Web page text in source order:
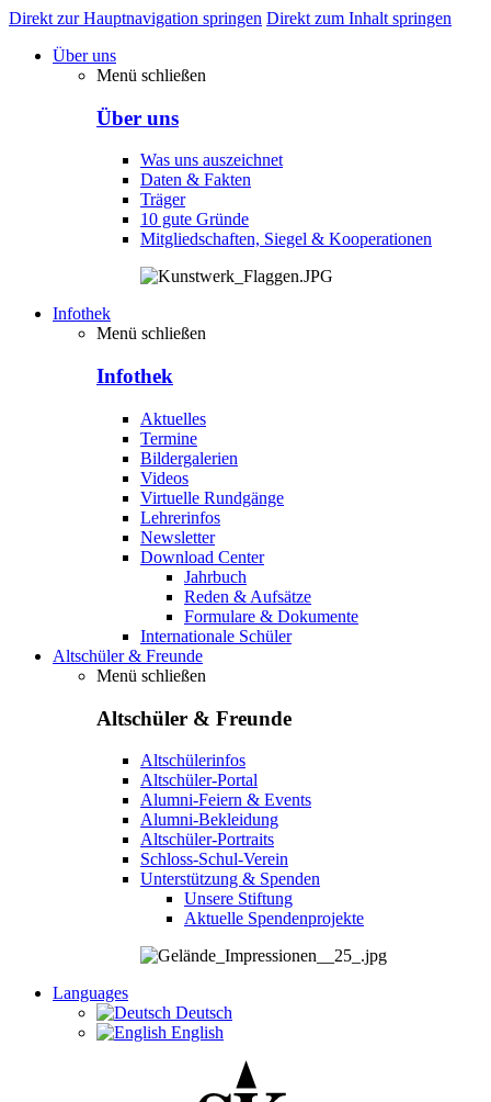
Direkt zur Hauptnavigation springen Direkt zum Inhalt springen
Über uns
Menü schließen
Über uns
Was uns auszeichnet
Daten & Fakten
Träger
10 gute Gründe
Mitgliedschaften, Siegel & Kooperationen
Infothek
Menü schließen
Infothek
Aktuelles
Termine
Bildergalerien
Videos
Virtuelle Rundgänge
Lehrerinfos
Newsletter
Download Center
Jahrbuch
Reden & Aufsätze
Formulare & Dokumente
Internationale Schüler
Altschüler & Freunde
Menü schließen
Altschüler & Freunde
Altschülerinfos
Altschüler-Portal
Alumni-Feiern & Events
Alumni-Bekleidung
Altschüler-Portraits
Schloss-Schul-Verein
Unterstützung & Spenden
Unsere Stiftung
Aktuelle Spendenprojekte
Languages
Deutsch
English